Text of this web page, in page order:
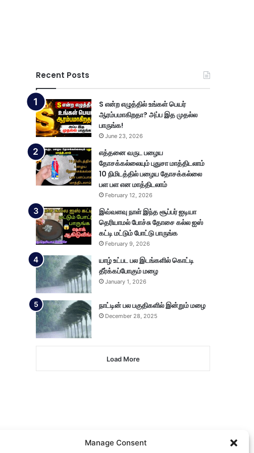
Manage Consent
Recent Posts
S என்ற எழுத்தில் உங்கள் பெயர்
ஆரம்பமாகிறதா? அப்ப இத முதல்ல
பாருங்க!
June 23, 2026
எத்தனை வருட பழைய
தோசக்கல்லையும் புதுசா மாத்திடலாம்
10 நிமிடத்தில் பழைய தோசக்கல்லை
பள பள என மாத்திடலாம்
February 12, 2026
இவ்வளவு நாள் இந்த சூப்பர் ஐடியா
தெரியாமல் போச்சு தோசை கல்ல ஐஸ்
கட்டி மட்டும் போட்டு பாருங்க
February 9, 2026
யாழ் உட்பட பல இடங்களில் கொட்டி
தீர்க்கப்போகும் மழை
January 1, 2026
நாட்டின் பல பகுதிகளில் இன்றும் மழை
December 28, 2025
Load More